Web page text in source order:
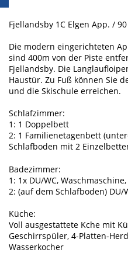
Fjellandsby 1C Elgen App. /
Die modern eingerichteten
sind 400m von der Piste
Fjellandsby. Die
Haustür. Zu Fuß können Sie
und die Skischule erreichen.
Schlafzimmer:
1: 1 Doppelbett
2: 1 Familienetagenbett
Schlafboden mit 2
Badezimmer:
1: 1x DU/WC,
2: (auf dem Schlafboden) DU/
Küche:
Voll ausgestattete Kche mit
Geschirrspüler, 4-Platten-
Wasserkocher